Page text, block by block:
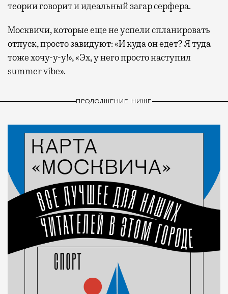
теории говорит и идеальный загар серфера.
Москвичи, которые еще не успели спланировать
отпуск, просто завидуют: «И куда он едет? Я туда
тоже хочу-у-у!», «Эх, у него просто наступил
summer vibe».
ПРОДОЛЖЕНИЕ НИЖЕ